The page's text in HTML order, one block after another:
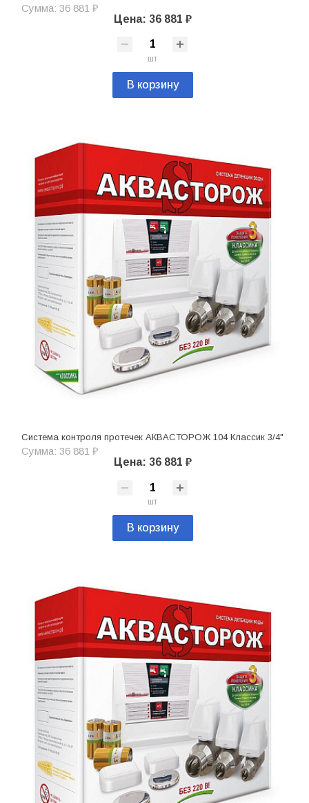
Сумма: 36 881 ₽
Цена: 36 881 ₽
шт
В корзину
Система контроля протечек АКВАСТОРОЖ 104 Классик 3/4"
Сумма: 36 881 ₽
Цена: 36 881 ₽
шт
В корзину